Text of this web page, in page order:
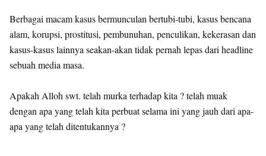
Berbagai macam kasus bermunculan bertubi-tubi, kasus bencana
alam, korupsi, prostitusi, pembunuhan, penculikan, kekerasan dan
kasus-kasus lainnya seakan-akan tidak pernah lepas dari headline
sebuah media masa.
Apakah Alloh swt. telah murka terhadap kita ? telah muak
dengan apa yang telah kita perbuat selama ini yang jauh dari apa-
apa yang telah ditentukannya ?